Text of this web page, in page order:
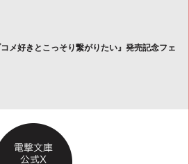
コメ好きとこっそり繋がりたい』発売記念フェ